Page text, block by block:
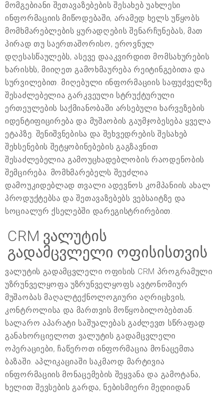
მომგებიანი შეთავაზებების შესახებ უახლესი
ინფორმაციის მიწოდებაში, არამედ ხელს უწყობს
მომხმარებლების ყურადღების შენარჩუნებას, მათ
პირად თუ საერთაშორისო, ეროვნულ
დღესასწაულებს, ასევე დააკვირდით მომსახურების
ხარისხს, მიიღეთ გამოხმაურება რეიტინგებითა და
სურვილებით. მიღებული ინფორმაციის საფუძველზე
შესაძლებელია გარკვეული სტრუქტურული
ერთეულების საქმიანობაში არსებული ხარვეზების
იდენტიფიცირება და მუშაობის გაუმჯობესება ყველა
ეტაპზე. შენიშვნებისა და შეხვედრების შესახებ
შეხსენების შეტყობინებების გაგზავნით
შესაძლებელია გამოუცხადებლობის რაოდენობის
შემცირება. მომხმარებელს შეუძლია
დამოუკიდებლად თვალი ადევნოს კომპანიის ახალ
პროდუქტებსა და შეთავაზებებს ვებსაიტზე და
სოციალურ ქსელებში დარეგისტრირებით.
CRM ვალუტის
გადამცვლელი ოფისისთვის
ვალუტის გადამცვლელი ოფისის CRM პროგრამული
უზრუნველყოფა უზრუნველყოფს ავტონომიურ
მუშაობას მაღალტექნოლოგიური აღრიცხვის,
კონტროლისა და მართვის მოწყობილობებთან.
სალარო აპარატი საშუალებას გაძლევთ სწრაფად
განახორციელოთ ვალუტის გადამცვლელი
ოპერაციები, ჩაწეროთ ინფორმაცია მონაცემთა
ბაზაში. აპლიკაციაში საკმაოდ მარტივია
ინფორმაციის მონაცემების შეყვანა და გამოტანა,
ხელით შევსების გარდა, ნებისმიერი მედიიდან